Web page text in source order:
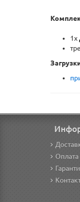
1х
Оплата